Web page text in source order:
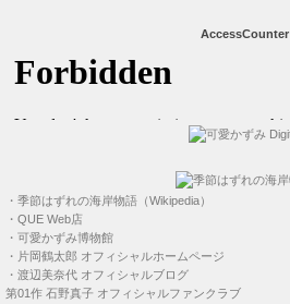
AccessCounter
・ 季節はずれの海岸物語（Wikipedia）
・ QUE Web店
・ 可愛かずみ博物館
・ 片岡鶴太郎 オフィシャルホームページ
・ 渡辺美奈代 オフィシャルブログ
第01作 石野真子 オフィシャルファンクラブ